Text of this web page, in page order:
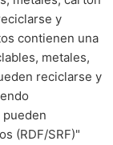
y
contienen una
metales,
reciclarse y
(RDF/SRF)"